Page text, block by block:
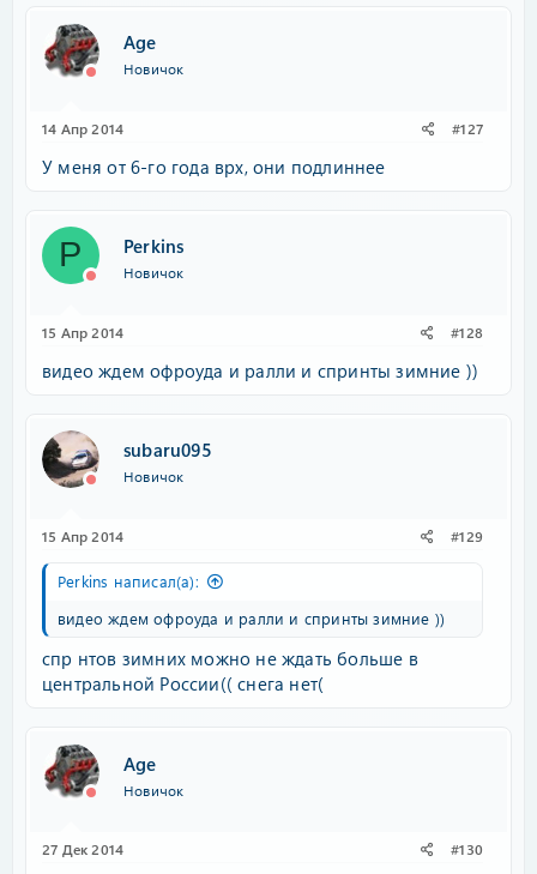
Age
Новичок
14 Апр 2014 #127
У меня от 6-го года врх, они подлиннее
P Perkins
Новичок
15 Апр 2014 #128
видео ждем офроуда и ралли и спринты зимние ))
subaru095
Новичок
15 Апр 2014 #129
Perkins написал(а):
видео ждем офроуда и ралли и спринты зимние ))
спр нтов зимних можно не ждать больше в
центральной России(( снега нет(
Age
Новичок
27 Дек 2014 #130